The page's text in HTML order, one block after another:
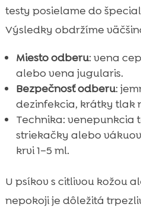
testy posielame do
Výsledky obdržíme
Miesto odberu: vena
alebo vena jugularis.
Bezpečnosť odberu:
dezinfekcia, krátky tlak
Technika: venepunkcia
striekačky alebo
krvi 1–5 ml.
U psíkov s citlivou kožou
nepokoji je dôležitá